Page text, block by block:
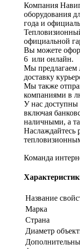
Компания
оборудования
года и
официальной
Вы можете
6 или онлайн.
Мы предлагаем
доставку
Мы также
компаниями в
У нас доступны
включая
наличными, а
Наслаждайтесь
Команда
Название
Марка
Страна
Диаметр